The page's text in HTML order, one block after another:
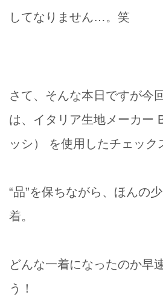
してなりません…。笑
さて、そんな本日ですが今
は、イタリア生地メーカー
ッシ） を使用したチェック
“品”を保ちながら、ほんの
着。
どんな一着になったのか早
う！